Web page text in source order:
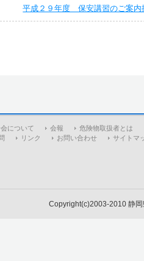
平成２９年度 保安講習のご案内
について 会報
危険物取扱者とは
リンク お問い合わせ サイトマ
Copyright(c)2003-2010 静